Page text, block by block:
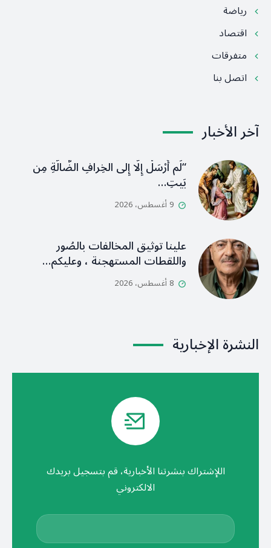
رياضة
اقتصاد
متفرقات
اتصل بنا
آخر الأخبار
“لَم أُرْسَلْ إِلَّا إِلى الخِرافِ الضَّالَّةِ مِن
بَيتِ…
9 أغسطس، 2026
علينا توثيق المخالفات بالصُور
واللقطات المستهجنة ، وعليكم…
8 أغسطس، 2026
النشرة الإخبارية
اللإشتراك بنشرتنا الأخبارية، قم بتسجيل بريدك
الالكتروني